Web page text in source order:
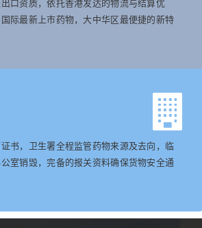
口资质，依托香港发达的物流与结算优
际最新上市药物，大中华区最便捷的新特
书，卫生署全程监管药物来源及去向，临
室销毁，完备的报关资料确保货物安全通